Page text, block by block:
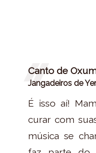
Canto de
Jangadeiros de
É isso aí!
curar com
música se